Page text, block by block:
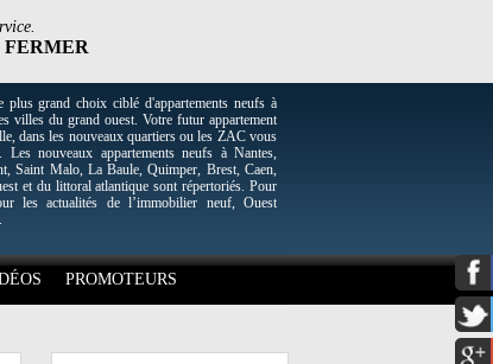
FERMER
grand choix ciblé d'appartements neufs à
villes du grand ouest. Votre futur appartement
dans les nouveaux quartiers ou les ZAC vous
Les nouveaux appartements neufs à Nantes,
Saint Malo, La Baule, Quimper, Brest, Caen,
et du littoral atlantique sont répertoriés. Pour
les actualités de l’immobilier neuf, Ouest
PROMOTEURS